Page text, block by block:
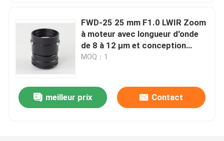
À la maison
Produits
Vidéos
FWD-25 25 mm F1.0 LWIR Zoom
à moteur avec longueur d'onde
de 8 à 12 μm et conception
athérmalisée en série de
MOQ：1
meilleur prix Contact
Pièces 8STA01098SN MIL Spec Connector Socket circulaire (femelle) d'aviation